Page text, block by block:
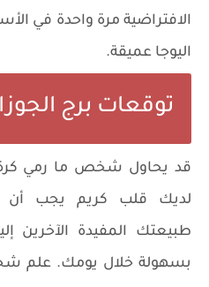
الافتراضية مرة واحدة في
اليوجا عميقة.
توقعات برج
قد يحاول شخص ما رمي كرة
لديك قلب كريم يجب أن
طبيعتك المفيدة الآخرين
بسهولة خلال يومك. علم